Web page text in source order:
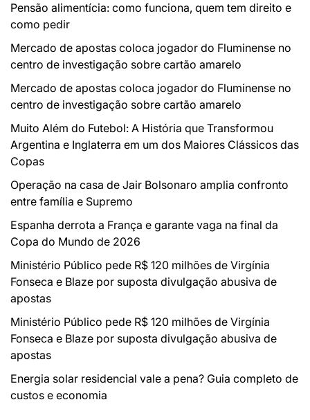
Pensão alimentícia: como funciona, quem tem direito e
como pedir
Mercado de apostas coloca jogador do Fluminense no
centro de investigação sobre cartão amarelo
Mercado de apostas coloca jogador do Fluminense no
centro de investigação sobre cartão amarelo
Muito Além do Futebol: A História que Transformou
Argentina e Inglaterra em um dos Maiores Clássicos das
Copas
Operação na casa de Jair Bolsonaro amplia confronto
entre família e Supremo
Espanha derrota a França e garante vaga na final da
Copa do Mundo de 2026
Ministério Público pede R$ 120 milhões de Virgínia
Fonseca e Blaze por suposta divulgação abusiva de
apostas
Ministério Público pede R$ 120 milhões de Virgínia
Fonseca e Blaze por suposta divulgação abusiva de
apostas
Energia solar residencial vale a pena? Guia completo de
custos e economia